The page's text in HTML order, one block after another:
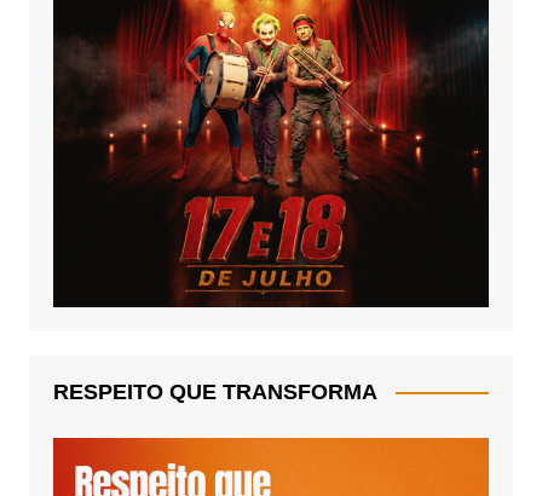
RESPEITO QUE TRANSFORMA